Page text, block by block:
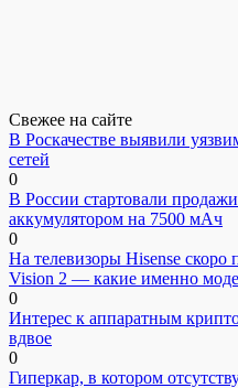
Свежее на сайте
В Роскачестве выявили
сетей
0
В России стартовали
аккумулятором на 7500 мАч
0
На телевизоры Hisense
Vision 2 — какие именно
0
Интерес к аппаратным
вдвое
0
Гиперкар, в котором